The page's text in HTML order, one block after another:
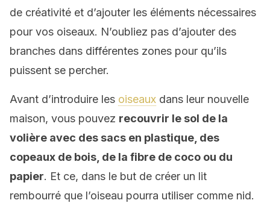
de créativité et d’ajouter les éléments nécessaires
pour vos oiseaux. N’oubliez pas d’ajouter des
branches dans différentes zones pour qu’ils
puissent se percher.
Avant d’introduire les oiseaux dans leur nouvelle
maison, vous pouvez recouvrir le sol de la
volière avec des sacs en plastique, des
copeaux de bois, de la fibre de coco ou du
papier. Et ce, dans le but de créer un lit
rembourré que l’oiseau pourra utiliser comme nid.